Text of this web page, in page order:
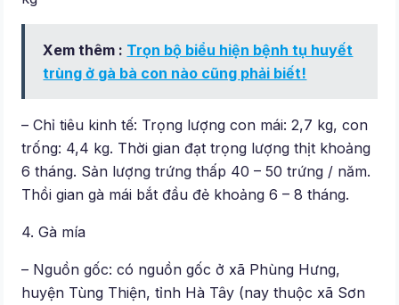
Xem thêm : Trọn bộ biểu hiện bệnh tụ huyết
trùng ở gà bà con nào cũng phải biết!
– Chỉ tiêu kinh tế: Trọng lượng con mái: 2,7 kg, con
trống: 4,4 kg. Thời gian đạt trọng lượng thịt khoảng
6 tháng. Sản lượng trứng thấp 40 – 50 trứng / năm.
Thồi gian gà mái bắt đầu đẻ khoảng 6 – 8 tháng.
4. Gà mía
– Nguồn gốc: có nguồn gốc ở xã Phùng Hưng,
huyện Tùng Thiện, tỉnh Hà Tây (nay thuộc xã Sơn